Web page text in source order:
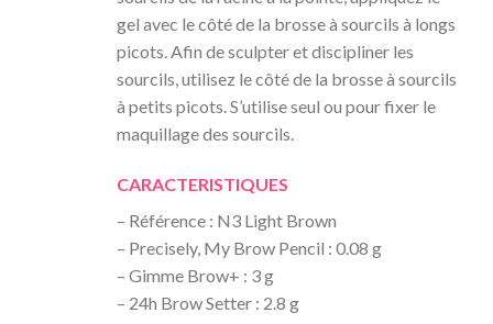
gel avec le côté de la brosse à sourcils à longs
picots. Afin de sculpter et discipliner les
sourcils, utilisez le côté de la brosse à sourcils
à petits picots. S’utilise seul ou pour fixer le
maquillage des sourcils.
CARACTERISTIQUES
– Référence : N3 Light Brown
– Precisely, My Brow Pencil : 0.08 g
– Gimme Brow+ : 3 g
– 24h Brow Setter : 2.8 g